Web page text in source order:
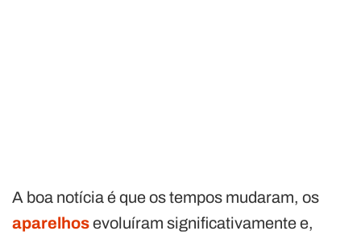
A boa notícia é que os tempos mudaram, os
aparelhosevoluíram significativamente e,